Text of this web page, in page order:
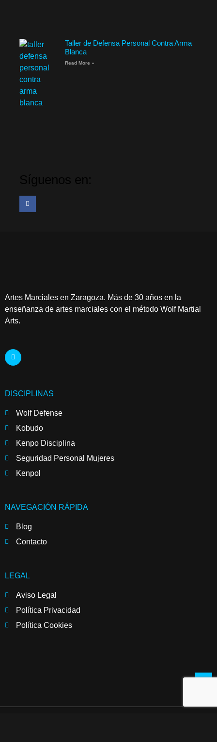
Taller de Defensa Personal Contra Arma
Blanca
Read More »
Síguenos en:
Artes Marciales en Zaragoza. Más de 30 años en la
enseñanza de artes marciales con el método Wolf Martial
Arts.
DISCIPLINAS
Wolf Defense
Kobudo
Kenpo Disciplina
Seguridad Personal Mujeres
Kenpol
NAVEGACIÓN RÁPIDA
Blog
Contacto
LEGAL
Aviso Legal
Política Privacidad
Política Cookies